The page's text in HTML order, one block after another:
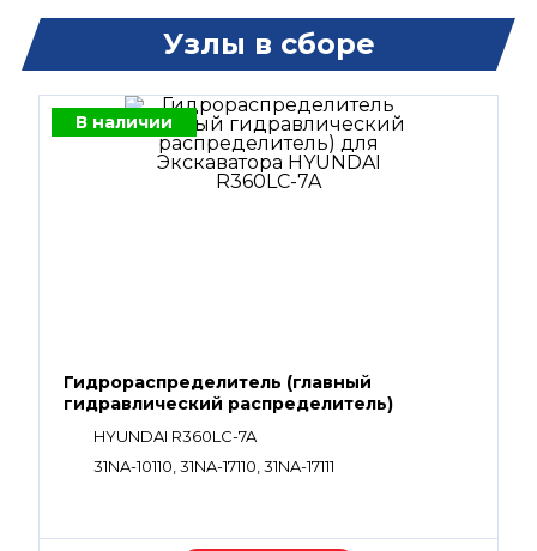
Узлы в сборе
В наличии
Гидрораспределитель (главный
гидравлический распределитель)
HYUNDAI R360LC-7A
31NA-10110, 31NA-17110, 31NA-17111